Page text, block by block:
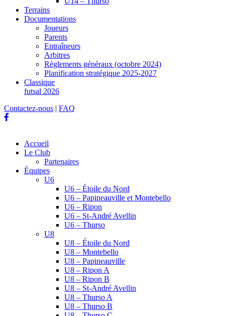
Terrains
Documentations
Joueurs
Parents
Entraîneurs
Arbitres
Règlements généraux (octobre 2024)
Planification stratégique 2025-2027
Classique
futsal 2026
Contactez-nous | FAQ
Accueil
Le Club
Partenaires
Équipes
U6
U6 – Étoile du Nord
U6 – Papineauville et Montebello
U6 – Ripon
U6 – St-André Avellin
U6 – Thurso
U8
U8 – Étoile du Nord
U8 – Montebello
U8 – Papineauville
U8 – Ripon A
U8 – Ripon B
U8 – St-André Avellin
U8 – Thurso A
U8 – Thurso B